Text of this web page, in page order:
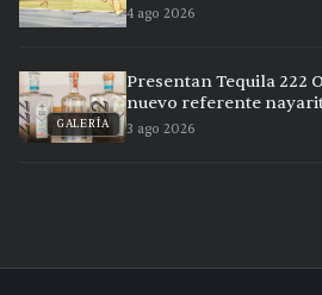
4 ago 2026
GALERÍA
Presentan Tequila 222
nuevo referente
3 ago 2026